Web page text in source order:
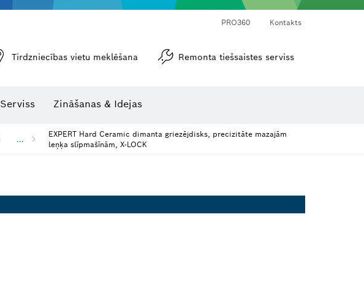
PRO360 Kontakts
Tirdzniecības vietu meklēšana Remonta tiešsaistes serviss
Serviss Zināšanas & Idejas
...
EXPERT Hard Ceramic dimanta griezējdisks, precizitāte mazajām
leņķa slīpmašīnām, X-LOCK